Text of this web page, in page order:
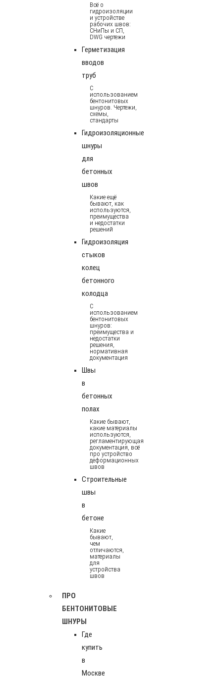
Всё о
гидроизоляции
и устройстве
рабочих швов:
СНиПы и СП,
DWG чертежи
Герметизация
вводов
труб
С
использованием
бентонитовых
шнуров. Чертежи,
схемы,
стандарты
Гидроизоляционные
шнуры
для
бетонных
швов
Какие ещё
бывают, как
используются,
преимущества
и недостатки
решений
Гидроизоляция
стыков
колец
бетонного
колодца
С
использованием
бентонитовых
шнуров:
преимущества и
недостатки
решения,
нормативная
документация
Швы
в
бетонных
полах
Какие бывают,
какие материалы
используются,
регламентирующая
документация, всё
про устройство
деформационных
швов
Строительные
швы
в
бетоне
Какие
бывают,
чем
отличаются,
материалы
для
устройства
швов
ПРО
БЕНТОНИТОВЫЕ
ШНУРЫ
Где
купить
в
Москве